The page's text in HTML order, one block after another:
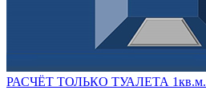
РАСЧЁТ ТОЛЬКО ТУАЛЕТА 1кв.м.